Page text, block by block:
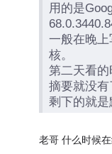
用的是
一般在晚
核。
第二天看
摘要就没有
剩下的就是
老哥 什么时候